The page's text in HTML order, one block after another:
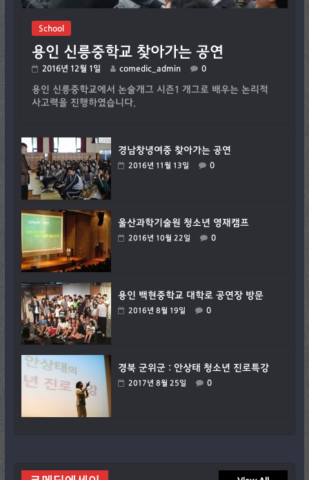
School
용인 신릉중학교 찾아가는 공연
2016년 12월 1일 comedic_admin 0
용인 신릉중학교에서 논술개그 시즌1 개그로 배우는 논리적
사고력을 진행하였습니다.
경남창녕여중 찾아가는 공연
2016년 11월 13일 0
울산과학기술원 청소년 영재캠프
2016년 10월 22일 0
용인 백현중학교 대학로 공연장 방문
2016년 8월 19일 0
경북 군위군 : 안상태 청소년 진로특강
2017년 8월 25일 0